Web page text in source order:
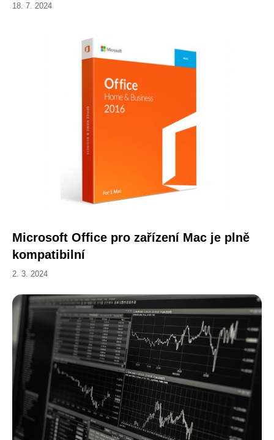
18. 7. 2024
Microsoft Office pro zařízení Mac je plně
kompatibilní
2. 3. 2024